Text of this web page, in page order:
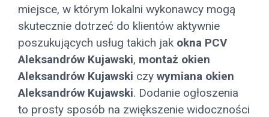
miejsce, w którym lokalni wykonawcy mogą
skutecznie dotrzeć do klientów aktywnie
poszukujących usług takich jak okna PCV
Aleksandrów Kujawski, montaż okien
Aleksandrów Kujawski czy wymiana okien
Aleksandrów Kujawski. Dodanie ogłoszenia
to prosty sposób na zwiększenie widoczności